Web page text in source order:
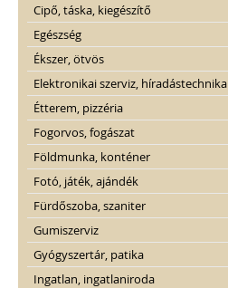
Cipő, táska, kiegészítő
Egészség
Ékszer, ötvös
Elektronikai szerviz, híradástechnika
Étterem, pizzéria
Fogorvos, fogászat
Földmunka, konténer
Fotó, játék, ajándék
Fürdőszoba, szaniter
Gumiszerviz
Gyógyszertár, patika
Ingatlan, ingatlaniroda